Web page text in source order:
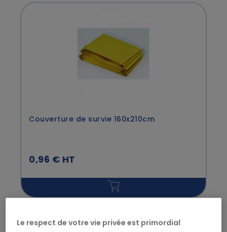
Couverture de survie 160x210cm
0,96 € HT
Le respect de votre vie privée est primordial